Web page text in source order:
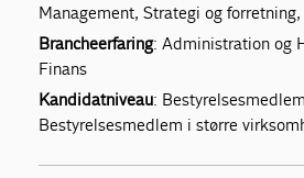
Management, Strategi og
Brancheerfaring: Administration og
Finans
Kandidatniveau:
Bestyrelsesmedlem i større